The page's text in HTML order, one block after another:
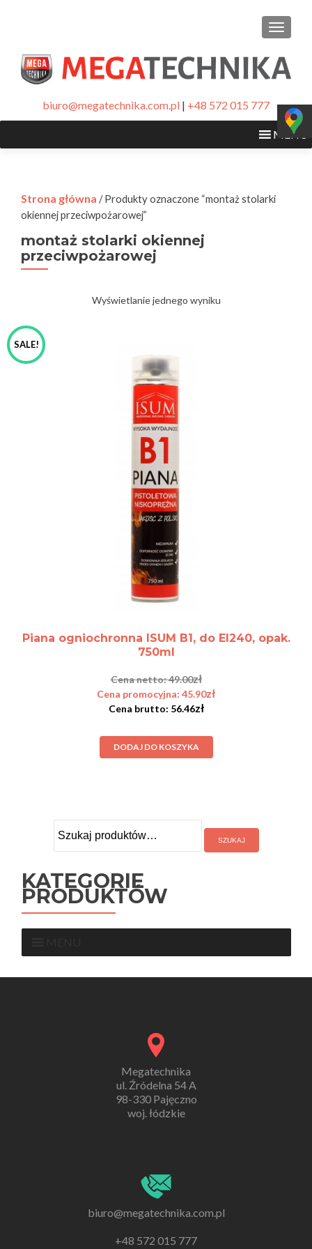
biuro@megatechnika.com.pl | +48 572 015 777
MENU
Strona główna / Produkty oznaczone “montaż stolarki
okiennej przeciwpożarowej”
montaż stolarki okiennej
przeciwpożarowej
Wyświetlanie jednego wyniku
SALE!
Piana ogniochronna ISUM B1, do EI240, opak.
750ml
49.00zł
45.90zł
56.46zł
DODAJ DO KOSZYKA
KATEGORIE
PRODUKTÓW
Megatechnika
ul. Źródelna 54 A
98-330 Pajęczno
woj. łódzkie
biuro@megatechnika.com.pl
+48 572 015 777